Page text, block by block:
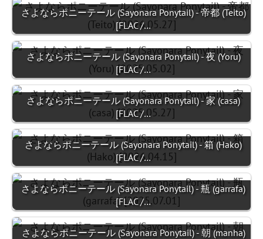
さよならポニーテール (Sayonara Ponytail) - 帝都 (Teito)
[FLAC /…
さよならポニーテール (Sayonara Ponytail) - 夜 (Yoru)
[FLAC /…
さよならポニーテール (Sayonara Ponytail) - 家 (casa)
[FLAC /…
さよならポニーテール (Sayonara Ponytail) - 箱 (Hako)
[FLAC /…
さよならポニーテール (Sayonara Ponytail) - 瓶 (garrafa)
[FLAC /…
さよならポニーテール (Sayonara Ponytail) - 朝 (manha)